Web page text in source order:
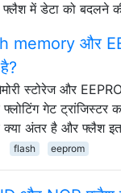
फ्लैश में डेटा को बदलने
memory और
स्टोरेज और
गेट ट्रांजिस्टर
अंतर है और फ्लैश
flash eeprom